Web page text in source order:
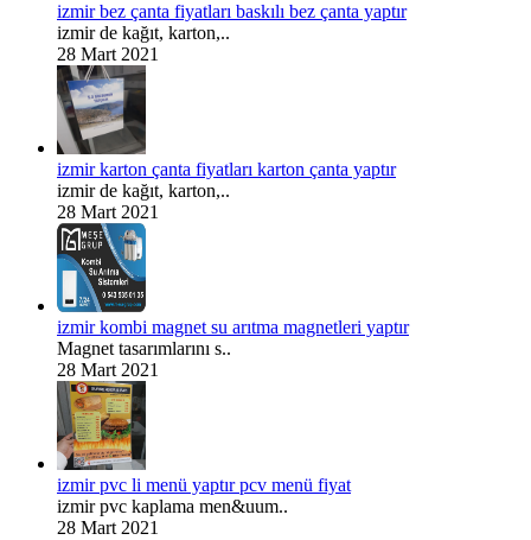
izmir bez çanta fiyatları baskılı bez çanta yaptır
izmir de kağıt, karton,..
28 Mart 2021
izmir karton çanta fiyatları karton çanta yaptır
izmir de kağıt, karton,..
28 Mart 2021
izmir kombi magnet su arıtma magnetleri yaptır
Magnet tasarımlarını s..
28 Mart 2021
izmir pvc li menü yaptır pcv menü fiyat
izmir pvc kaplama men&uum..
28 Mart 2021